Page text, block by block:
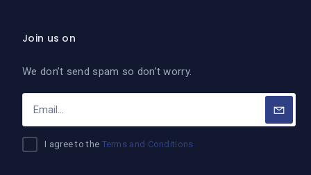
Join us on
We don’t send spam so don’t worry.
I agree to the Terms and Conditions